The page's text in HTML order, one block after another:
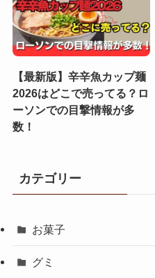
【最新版】辛辛魚カップ麺
2026はどこで売ってる？ロ
ーソンでの目撃情報が多
数！
カテゴリー
お菓子
グミ